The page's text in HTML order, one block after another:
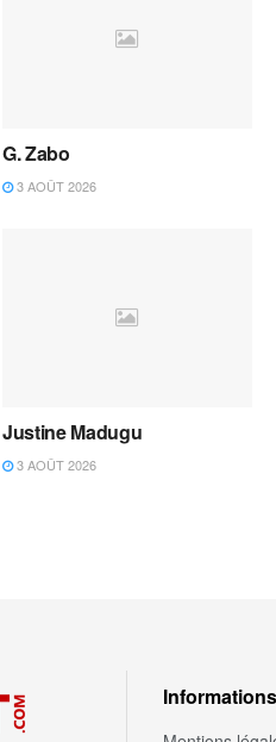
G. Zabo
3 AOÛT 2026
Justine Madugu
3 AOÛT 2026